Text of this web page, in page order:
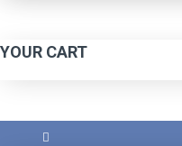
YOUR CART